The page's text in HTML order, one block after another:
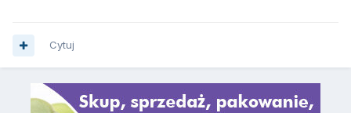
Cytuj